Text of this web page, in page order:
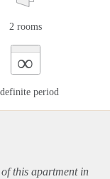
2 rooms
∞
period
this apartmentin